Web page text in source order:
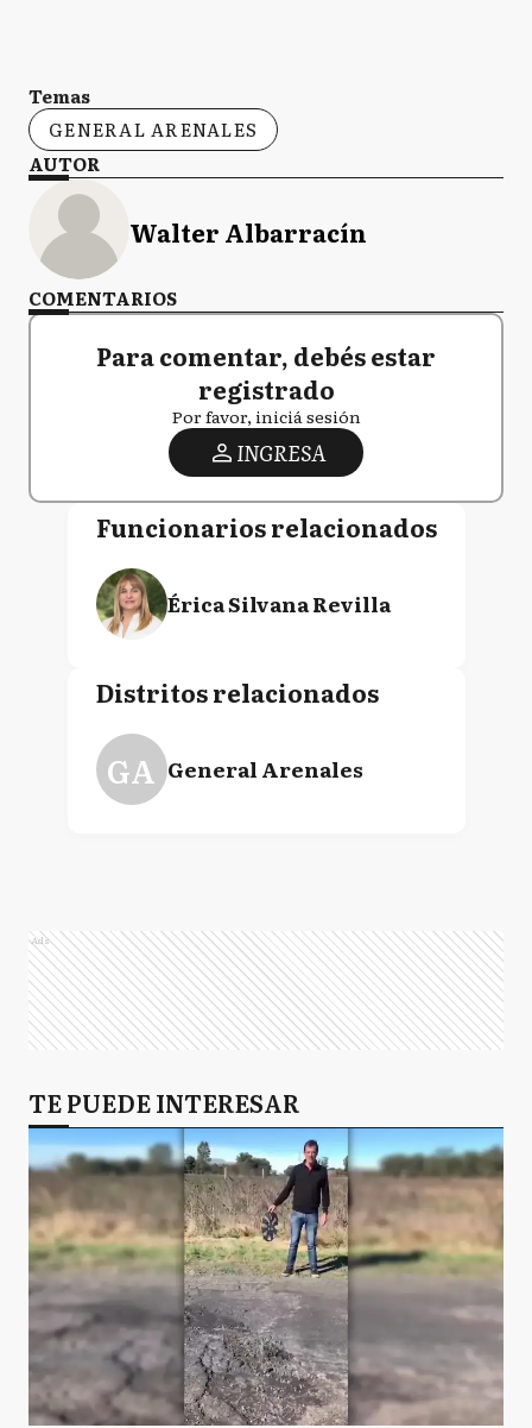
Temas
GENERAL ARENALES
AUTOR
Walter Albarracín
COMENTARIOS
Para comentar, debés estar
registrado
Por favor, iniciá sesión
INGRESA
Funcionarios relacionados
Érica Silvana Revilla
Distritos relacionados
GA General Arenales
Ads
TE PUEDE INTERESAR